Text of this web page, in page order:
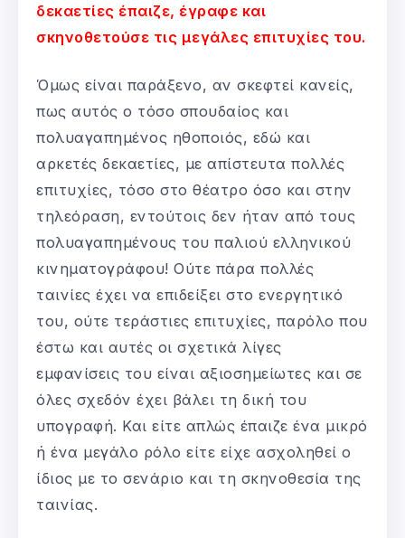
δεκαετίες έπαιζε, έγραφε και
σκηνοθετούσε τις μεγάλες επιτυχίες του.
Όμως είναι παράξενο, αν σκεφτεί κανείς,
πως αυτός ο τόσο σπουδαίος και
πολυαγαπημένος ηθοποιός, εδώ και
αρκετές δεκαετίες, με απίστευτα πολλές
επιτυχίες, τόσο στο θέατρο όσο και στην
τηλεόραση, εντούτοις δεν ήταν από τους
πολυαγαπημένους του παλιού ελληνικού
κινηματογράφου! Ούτε πάρα πολλές
ταινίες έχει να επιδείξει στο ενεργητικό
του, ούτε τεράστιες επιτυχίες, παρόλο που
έστω και αυτές οι σχετικά λίγες
εμφανίσεις του είναι αξιοσημείωτες και σε
όλες σχεδόν έχει βάλει τη δική του
υπογραφή. Και είτε απλώς έπαιζε ένα μικρό
ή ένα μεγάλο ρόλο είτε είχε ασχοληθεί ο
ίδιος με το σενάριο και τη σκηνοθεσία της
ταινίας.